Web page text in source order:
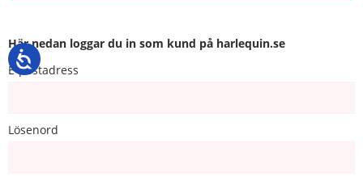
Här nedan loggar du in som kund på harlequin.se
E-postadress
Lösenord